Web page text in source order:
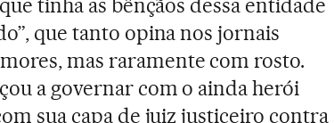
tinha as bênçãos dessa entidade
que tanto opina nos jornais
mas raramente com rosto.
a governar com o ainda herói
sua capa de juiz justiceiro contra